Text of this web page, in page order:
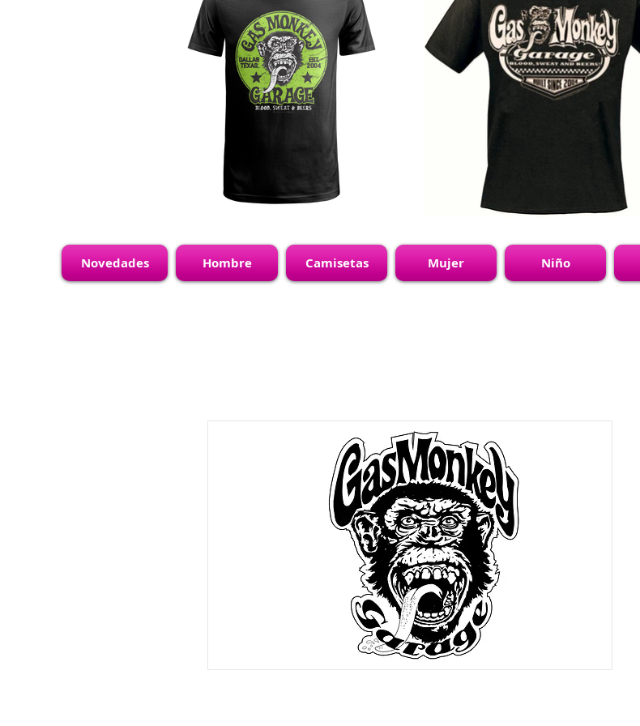
Novedades Hombre Camisetas Mujer Niño